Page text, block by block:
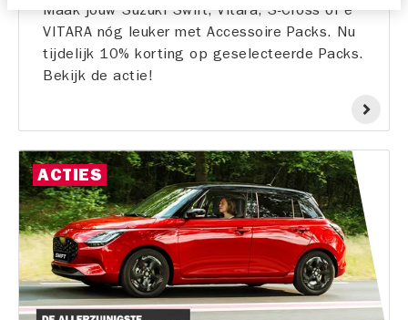
Maak jouw Suzuki Swift, Vitara, S-Cross of e
VITARA nóg leuker met Accessoire Packs. Nu
tijdelijk 10% korting op geselecteerde Packs.
Bekijk de actie!
ACTIES